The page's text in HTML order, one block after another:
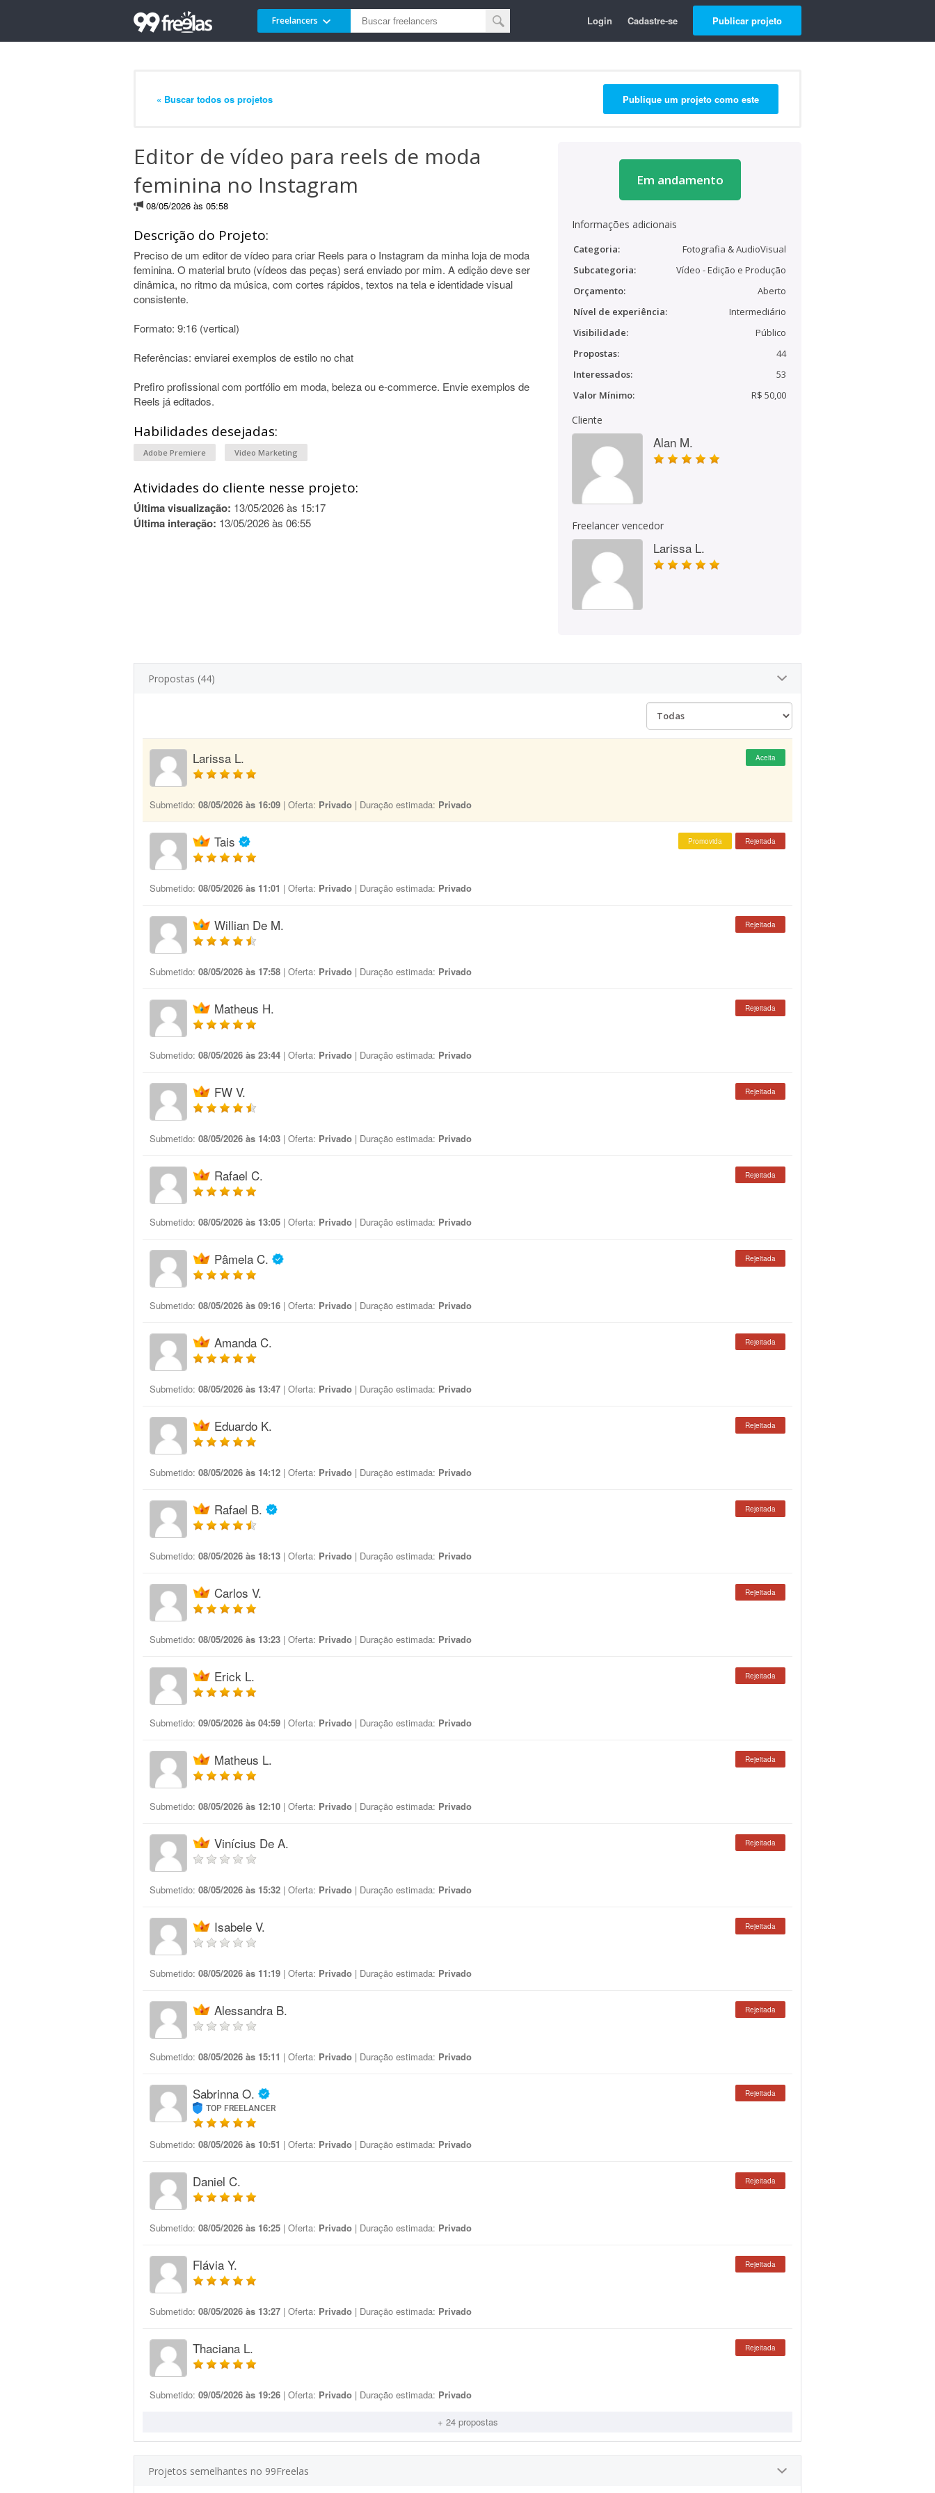
Freelancers Login Cadastre-se Publicar projeto
« Buscar todos os projetos Publique um projeto como este
Editor de vídeo para reels de moda
feminina no Instagram
08/05/2026 às 05:58
Descrição do Projeto:
Preciso de um editor de vídeo para criar Reels para o Instagram da minha loja de moda
feminina. O material bruto (vídeos das peças) será enviado por mim. A edição deve ser
dinâmica, no ritmo da música, com cortes rápidos, textos na tela e identidade visual
consistente.
Formato: 9:16 (vertical)
Referências: enviarei exemplos de estilo no chat
Prefiro profissional com portfólio em moda, beleza ou e-commerce. Envie exemplos de
Reels já editados.
Habilidades desejadas:
Adobe Premiere Video Marketing
Atividades do cliente nesse projeto:
Última visualização: 13/05/2026 às 15:17
Última interação: 13/05/2026 às 06:55
Em andamento
Informações adicionais
Categoria:
Fotografia & AudioVisual
Subcategoria:
Vídeo - Edição e Produção
Orçamento:
Aberto
Nível de experiência:
Intermediário
Visibilidade:
Público
Propostas:
44
Interessados:
53
Valor Mínimo:
R$ 50,00
Cliente
Alan M.
Freelancer vencedor
Larissa L.
Propostas (44)
Larissa L. Aceita
Submetido: 08/05/2026 às 16:09 | Oferta: Privado | Duração estimada: Privado
Tais Promovida Rejeitada
Submetido: 08/05/2026 às 11:01 | Oferta: Privado | Duração estimada: Privado
Willian De M. Rejeitada
Submetido: 08/05/2026 às 17:58 | Oferta: Privado | Duração estimada: Privado
Matheus H. Rejeitada
Submetido: 08/05/2026 às 23:44 | Oferta: Privado | Duração estimada: Privado
FW V. Rejeitada
Submetido: 08/05/2026 às 14:03 | Oferta: Privado | Duração estimada: Privado
Rafael C. Rejeitada
Submetido: 08/05/2026 às 13:05 | Oferta: Privado | Duração estimada: Privado
Pâmela C. Rejeitada
Submetido: 08/05/2026 às 09:16 | Oferta: Privado | Duração estimada: Privado
Amanda C. Rejeitada
Submetido: 08/05/2026 às 13:47 | Oferta: Privado | Duração estimada: Privado
Eduardo K. Rejeitada
Submetido: 08/05/2026 às 14:12 | Oferta: Privado | Duração estimada: Privado
Rafael B. Rejeitada
Submetido: 08/05/2026 às 18:13 | Oferta: Privado | Duração estimada: Privado
Carlos V. Rejeitada
Submetido: 08/05/2026 às 13:23 | Oferta: Privado | Duração estimada: Privado
Erick L. Rejeitada
Submetido: 09/05/2026 às 04:59 | Oferta: Privado | Duração estimada: Privado
Matheus L. Rejeitada
Submetido: 08/05/2026 às 12:10 | Oferta: Privado | Duração estimada: Privado
Vinícius De A. Rejeitada
Submetido: 08/05/2026 às 15:32 | Oferta: Privado | Duração estimada: Privado
Isabele V. Rejeitada
Submetido: 08/05/2026 às 11:19 | Oferta: Privado | Duração estimada: Privado
Alessandra B. Rejeitada
Submetido: 08/05/2026 às 15:11 | Oferta: Privado | Duração estimada: Privado
Sabrinna O.
TOP FREELANCER
Rejeitada
Submetido: 08/05/2026 às 10:51 | Oferta: Privado | Duração estimada: Privado
Daniel C. Rejeitada
Submetido: 08/05/2026 às 16:25 | Oferta: Privado | Duração estimada: Privado
Flávia Y. Rejeitada
Submetido: 08/05/2026 às 13:27 | Oferta: Privado | Duração estimada: Privado
Thaciana L. Rejeitada
Submetido: 09/05/2026 às 19:26 | Oferta: Privado | Duração estimada: Privado
+ 24 propostas
Projetos semelhantes no 99Freelas